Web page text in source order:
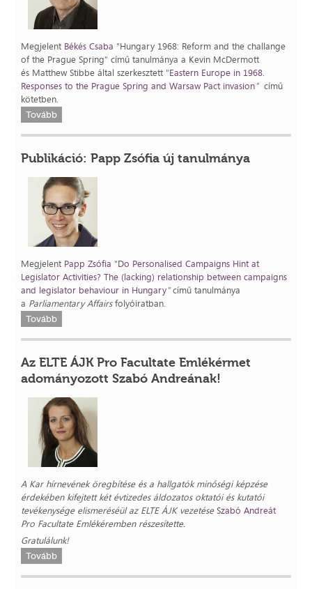
Megjelent Békés Csaba "Hungary 1968: Reform and the challange
of the Prague Spring" című tanulmánya a Kevin McDermott
és Matthew Stibbe által szerkesztett "Eastern Europe in 1968.
Responses to the Prague Spring and Warsaw Pact invasion" című
kötetben.
Tovább
Publikáció: Papp Zsófia új tanulmánya
Megjelent Papp Zsófia "Do Personalised Campaigns Hint at
Legislator Activities? The (lacking) relationship between campaigns
and legislator behaviour in Hungary"című tanulmánya
a Parliamentary Affairsfolyóiratban.
Tovább
Az ELTE ÁJK Pro Facultate Emlékérmet
adományozott Szabó Andreának!
A Kar hírnevének öregbítése és a hallgatók minőségi képzése
érdekében kifejtett két évtizedes áldozatos oktatói és kutatói
tevékenysége elismeréséül az ELTE ÁJK vezetéseSzabó Andreát
Pro Facultate Emlékéremben részesítette.
Gratulálunk!
Tovább